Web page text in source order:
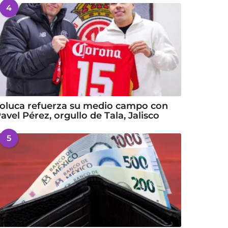
4
refuerza su medio campo con
Pérez, orgullo de Tala, Jalisco
5